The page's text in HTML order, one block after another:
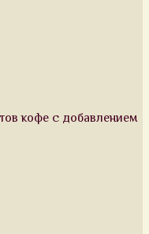
кофе с добавлением